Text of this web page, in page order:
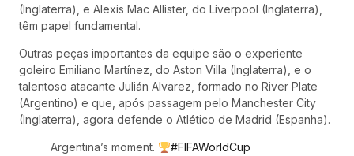
(Inglaterra), e Alexis Mac Allister, do Liverpool (Inglaterra),
têm papel fundamental.
Outras peças importantes da equipe são o experiente
goleiro Emiliano Martínez, do Aston Villa (Inglaterra), e o
talentoso atacante Julián Alvarez, formado no River Plate
(Argentino) e que, após passagem pelo Manchester City
(Inglaterra), agora defende o Atlético de Madrid (Espanha).
Argentina’s moment.
#FIFAWorldCup